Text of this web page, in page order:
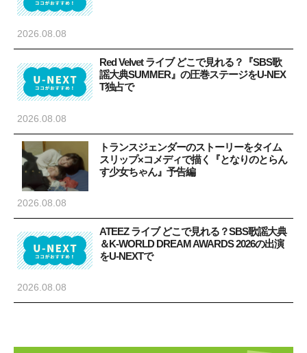
2026.08.08
Red Velvet ライブ どこで見れる？『SBS歌
謡大典SUMMER』の圧巻ステージをU-NEX
T独占で
2026.08.08
トランスジェンダーのストーリーをタイム
スリップ×コメディで描く『となりのとらん
す少女ちゃん』予告編
2026.08.08
ATEEZ ライブ どこで見れる？SBS歌謡大典
＆K-WORLD DREAM AWARDS 2026の出演
をU-NEXTで
2026.08.08